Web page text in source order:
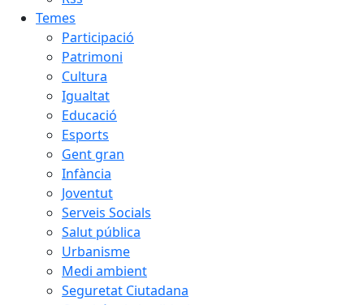
Temes
Participació
Patrimoni
Cultura
Igualtat
Educació
Esports
Gent gran
Infància
Joventut
Serveis Socials
Salut pública
Urbanisme
Medi ambient
Seguretat Ciutadana